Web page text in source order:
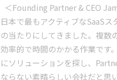
＜Founding Partner & CEO
日本で最もアクティブなSaaS
の当たりにしてきました。複数
効率的で時間のかかる作業です
にソリューションを探し、
ならない素晴らしい会社だと思